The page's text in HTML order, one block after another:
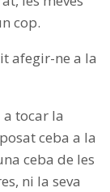
cop.
afegir-ne a la
tocar la
ceba a la
ceba de les
ni la seva